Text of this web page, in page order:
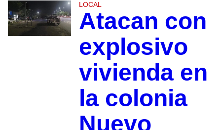
LOCAL
Atacan con
explosivo
vivienda en
la colonia
Nuevo